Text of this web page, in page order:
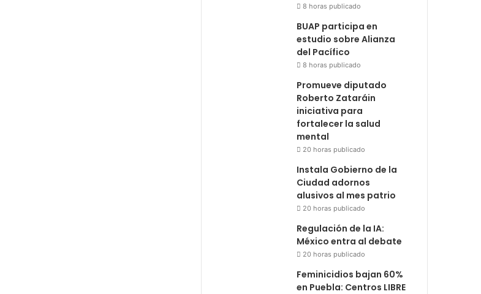
8 horas publicado
BUAP participa en
estudio sobre Alianza
del Pacífico
8 horas publicado
Promueve diputado
Roberto Zataráin
iniciativa para
fortalecer la salud
mental
20 horas publicado
Instala Gobierno de la
Ciudad adornos
alusivos al mes patrio
20 horas publicado
Regulación de la IA:
México entra al debate
20 horas publicado
Feminicidios bajan 60%
en Puebla: Centros LIBRE